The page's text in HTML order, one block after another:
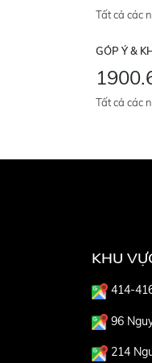
Tất cả các
GÓP Ý &
Tất cả các
KHU
414-
96
214